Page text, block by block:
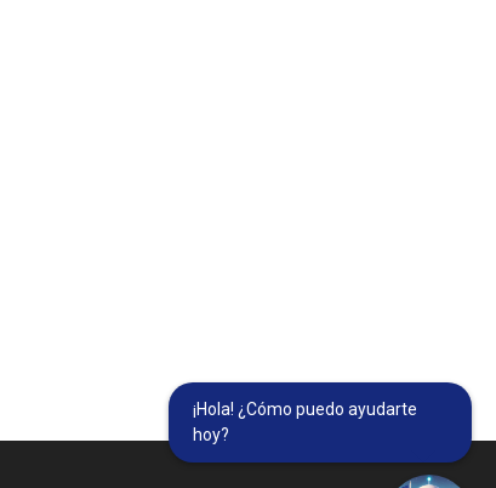
¡Hola! ¿Cómo puedo ayudarte
hoy?